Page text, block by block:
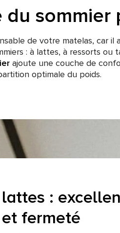
du
de votre matelas, car
: à lattes, à ressorts ou
ajoute une couche de
optimale du poids.
:
fermeté